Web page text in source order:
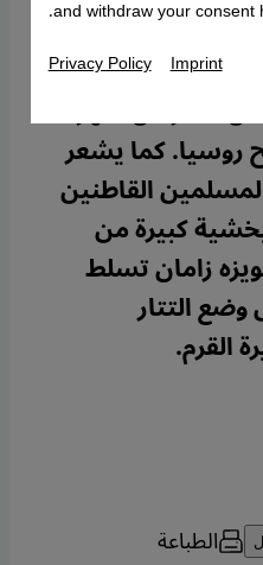
تعرض حقوقهم
الاستفتاء
عشر من شهر
2014 لصالح روسيا. كما يشعر
القاطنين
كبيرة من
زامان تسلط
التتار
القرم.
الطباعة
and withdraw your consent
Privacy Policy Imprint